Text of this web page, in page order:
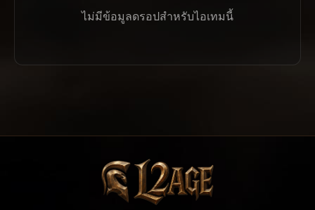
ไม่มีข้อมูลดรอปสำหรับไอเทมนี้